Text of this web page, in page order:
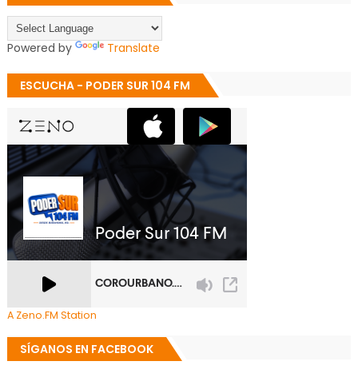
Powered by Translate
ESCUCHA - PODER SUR 104 FM
A Zeno.FM Station
SÍGANOS EN FACEBOOK